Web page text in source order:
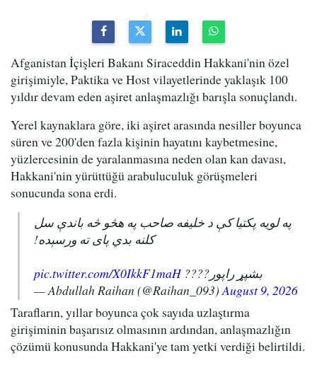
Afganistan İçişleri Bakanı Siraceddin Hakkani'nin özel
girişimiyle, Paktika ve Host vilayetlerinde yaklaşık 100
yıldır devam eden aşiret anlaşmazlığı barışla sonuçlandı.
Yerel kaynaklara göre, iki aşiret arasında nesiller boyunca
süren ve 200'den fazla kişinin hayatını kaybetmesine,
yüzlercesinin de yaralanmasına neden olan kan davası,
Hakkani'nin yürüttüğü arabuluculuk görüşmeleri
sonucunda sona erdi.
په لویه پکتیا کې د خلیفه صاحب په هڅو څه باندې سل
کلنه بدي پای ته ورسېده!
بشپړ راپور????pic.twitter.com/X0IkkF1maH
— Abdullah Raihan (@Raihan_093)August 9, 2026
Tarafların, yıllar boyunca çok sayıda uzlaştırma
girişiminin başarısız olmasının ardından, anlaşmazlığın
çözümü konusunda Hakkani'ye tam yetki verdiği belirtildi.